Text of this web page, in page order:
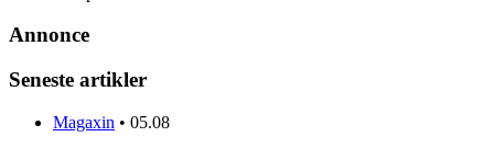
Annonce
Seneste artikler
Magaxin • 05.08